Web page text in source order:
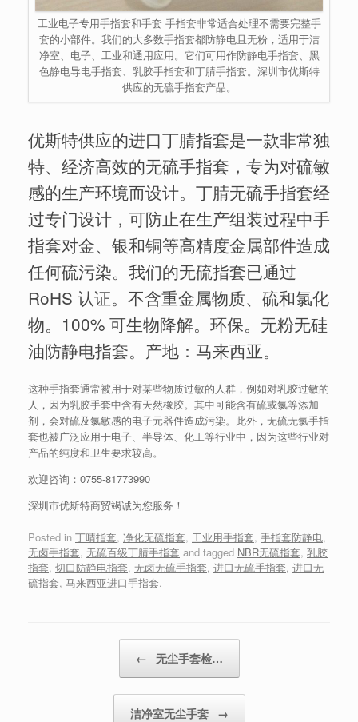
工业电子专用手指套和手套 手指套非常适合处理不需要完整手
套的小部件。我们的大多数手指套都防静电且无粉，适用于洁
净室、电子、工业和通用应用。它们可用作防静电手指套、黑
色静电导电手指套、乳胶手指套和丁腈手指套。深圳市优斯特
供应的无硫手指套产品。
优斯特供应的进口丁腈指套是一款非常独
特、经济高效的无硫手指套，专为对硫敏
感的生产环境而设计。丁腈无硫手指套经
过专门设计，可防止在生产组装过程中手
指套对金、银和铜等高精度金属部件造成
任何硫污染。我们的无硫指套已通过
RoHS 认证。不含重金属物质、硫和氯化
物。100% 可生物降解。环保。无粉无硅
油防静电指套。产地：马来西亚。
这种手指套通常被用于对某些物质过敏的人群，例如对乳胶过敏的
人，因为乳胶手套中含有天然橡胶。其中可能含有硫或氯等添加
剂，会对硫及氯敏感的电子元器件造成污染。此外，无硫无氯手指
套也被广泛应用于电子、半导体、化工等行业中，因为这些行业对
产品的纯度和卫生要求较高。
欢迎咨询： 0755-81773990
深圳市优斯特商贸竭诚为您服务！
Posted in 丁晴指套, 净化无硫指套, 工业用手指套, 手指套防静电,
无卤手指套, 无硫百级丁腈手指套 and tagged NBR无硫指套, 乳胶
指套, 切口防静电指套, 无卤无硫手指套, 进口无硫手指套, 进口无
硫指套, 马来西亚进口手指套.
← 无尘手套检…
洁净室无尘手套 →